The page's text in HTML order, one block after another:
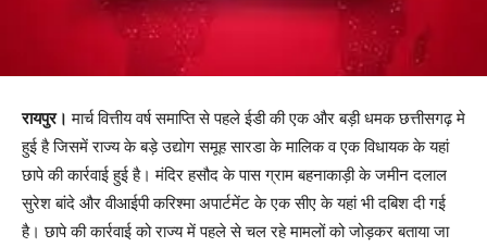
रायपुर। मार्च वित्तीय वर्ष समाप्ति से पहले ईडी की एक और बड़ी धमक छत्तीसगढ़ मे
हुई है जिसमें राज्य के बड़े उद्योग समूह सारडा के मालिक व एक विधायक के यहां
छापे की कार्रवाई हुई है। मंदिर हसौद के पास ग्राम बहनाकाड़ी के जमीन दलाल
सुरेश बांदे और वीआईपी करिश्मा अपार्टमेंट के एक सीए के यहां भी दबिश दी गई
है। छापे की कार्रवाई को राज्य में पहले से चल रहे मामलों को जोड़कर बताया जा